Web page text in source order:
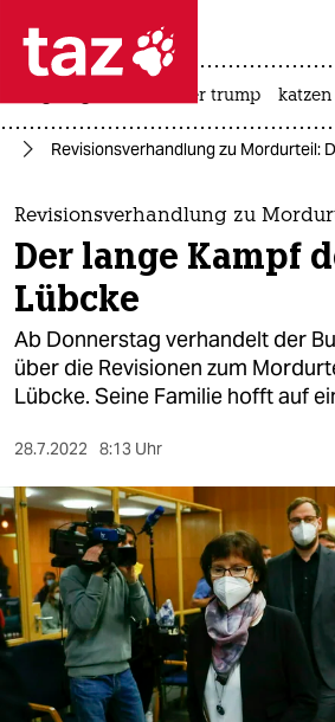
 taz zahl ich
taz zahl ich
themen
politik
öko
gesellschaft
sport
berlin
nord
wahrheit
verlag
usa unter trump katzen
Revisionsverhandlung zu Mordurteil:
Revisionsverhandlung zu
Der lange Kampf
Lübcke
Ab Donnerstag verhandelt der
über die Revisionen zum
Lübcke. Seine Familie hofft auf
28.7.2022 8:13 Uhr